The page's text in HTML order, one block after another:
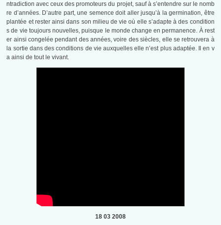
ntradiction avec ceux des promoteurs du projet, sauf à s’entendre sur le nomb
re d’années. D’autre part, une semence doit aller jusqu’à la germination, être
plantée et rester ainsi dans son milieu de vie où elle s’adapte à des condition
s de vie toujours nouvelles, puisque le monde change en permanence. À rest
er ainsi congelée pendant des années, voire des siècles, elle se retrouvera à
la sortie dans des conditions de vie auxquelles elle n’est plus adaptée. Il en v
a ainsi de tout le vivant.
18 03 2008